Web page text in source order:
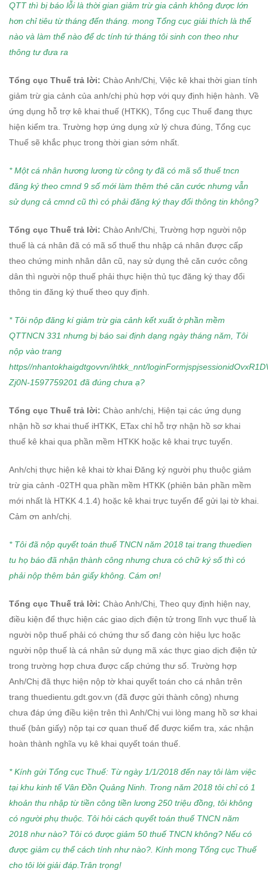
QTT thì bị báo lỗi là thời gian giảm trừ gia cảnh không được lớn
hơn chỉ tiêu từ tháng đến tháng. mong Tổng cục giải thích là thế
nào và làm thế nào để dc tính tứ tháng tôi sinh con theo như
thông tư đưa ra
Tổng cục Thuế trả lời: Chào Anh/Chị, Việc kê khai thời gian tính
giảm trừ gia cảnh của anh/chị phù hợp với quy định hiện hành. Về
ứng dụng hỗ trợ kê khai thuế (HTKK), Tổng cục Thuế đang thực
hiện kiểm tra. Trường hợp ứng dụng xử lý chưa đúng, Tổng cục
Thuế sẽ khắc phục trong thời gian sớm nhất.
* Một cá nhân hương lương từ công ty đã có mã số thuế tncn
đăng ký theo cmnd 9 số mới làm thêm thẻ căn cước nhưng vẫn
sử dụng cả cmnd cũ thì có phải đăng ký thay đổi thông tin không?
Tổng cục Thuế trả lời: Chào Anh/Chị, Trường hợp người nộp
thuế là cá nhân đã có mã số thuế thu nhập cá nhân được cấp
theo chứng minh nhân dân cũ, nay sử dụng thẻ căn cước công
dân thì người nộp thuế phải thực hiện thủ tục đăng ký thay đổi
thông tin đăng ký thuế theo quy định.
* Tôi nộp đăng kí giảm trừ gia cảnh kết xuất ở phần mềm
QTTNCN 331 nhưng bị báo sai định dạng ngày tháng năm, Tôi
nộp vào trang
https//nhantokhaigdtgovvn/ihtkk_nnt/
Zj0N-1597759201 đã đúng chưa ạ?
Tổng cục Thuế trả lời: Chào anh/chị, Hiện tại các ứng dụng
nhận hồ sơ khai thuế iHTKK, ETax chỉ hỗ trợ nhận hồ sơ khai
thuế kê khai qua phần mềm HTKK hoặc kê khai trực tuyến.
Anh/chị thực hiện kê khai tờ khai Đăng ký người phụ thuộc giảm
trừ gia cảnh -02TH qua phần mềm HTKK (phiên bản phần mềm
mới nhất là HTKK 4.1.4) hoặc kê khai trực tuyến để gửi lại tờ khai.
Cảm ơn anh/chị.
* Tôi đã nộp quyết toán thuế TNCN năm 2018 tại trang thuedien
tu họ báo đã nhận thành công nhưng chưa có chữ ký số thì có
phải nộp thêm bản giấy không. Cám ơn!
Tổng cục Thuế trả lời: Chào Anh/Chị, Theo quy định hiện nay,
điều kiện để thực hiện các giao dịch điện tử trong lĩnh vực thuế là
người nộp thuế phải có chứng thư số đang còn hiệu lực hoặc
người nộp thuế là cá nhân sử dụng mã xác thực giao dịch điện tử
trong trường hợp chưa được cấp chứng thư số. Trường hợp
Anh/Chị đã thực hiện nộp tờ khai quyết toán cho cá nhân trên
trang thuedientu.gdt.gov.vn (đã được gửi thành công) nhưng
chưa đáp ứng điều kiện trên thì Anh/Chị vui lòng mang hồ sơ khai
thuế (bản giấy) nộp tại cơ quan thuế để được kiểm tra, xác nhận
hoàn thành nghĩa vụ kê khai quyết toán thuế.
* Kính gửi Tổng cục Thuế: Từ ngày 1/1/2018 đến nay tôi làm việc
tại khu kinh tế Vân Đồn Quảng Ninh. Trong năm 2018 tôi chỉ có 1
khoản thu nhập từ tiền công tiền lương 250 triệu đồng, tôi không
có người phụ thuộc. Tôi hỏi cách quyết toán thuế TNCN năm
2018 như nào? Tôi có được giảm 50 thuế TNCN không? Nếu có
được giảm cụ thể cách tính như nào?. Kính mong Tổng cục Thuế
cho tôi lời giải đáp.Trân trọng!